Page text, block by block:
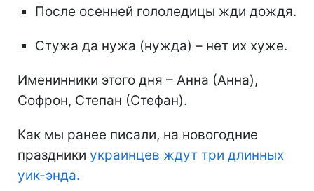
После осенней гололедицы жди дождя.
Стужа да нужа (нужда) – нет их хуже.
Именинники этого дня – Анна (Анна),
Софрон, Степан (Стефан).
Как мы ранее писали, на новогодние
праздники украинцев ждут три длинных
уик-энда.